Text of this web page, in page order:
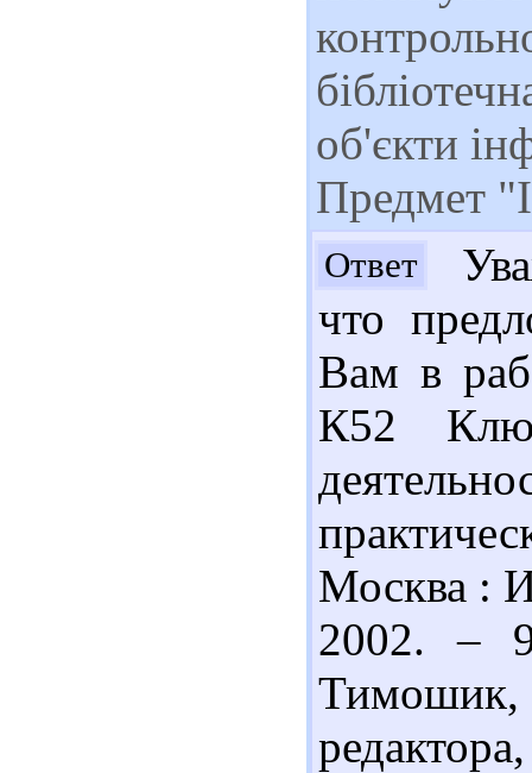
об'єкти
Предмет
Ответ
что
Вам в
К52
Москва :
2002. –